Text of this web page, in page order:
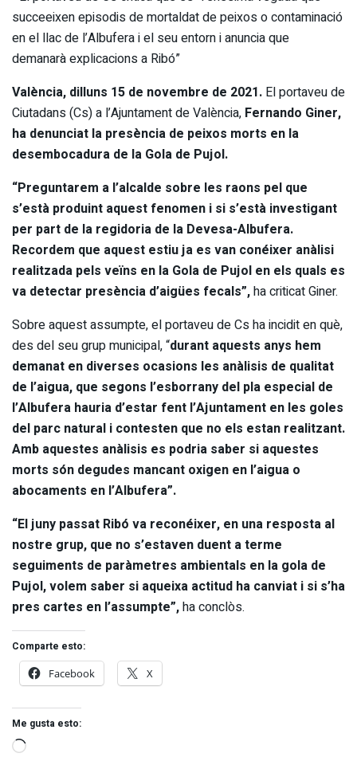
succeeixen episodis de mortaldat de peixos o contaminació
en el llac de l’Albufera i el seu entorn i anuncia que
demanarà explicacions a Ribó”
València, dilluns 15 de novembre de 2021. El portaveu de
Ciutadans (Cs) a l’Ajuntament de València, Fernando Giner,
ha denunciat la presència de peixos morts en la
desembocadura de la Gola de Pujol.
“Preguntarem a l’alcalde sobre les raons pel que
s’està produint aquest fenomen i si s’està investigant
per part de la regidoria de la Devesa-Albufera.
Recordem que aquest estiu ja es van conéixer anàlisi
realitzada pels veïns en la Gola de Pujol en els quals es
va detectar presència d’aigües fecals”,ha criticat Giner.
Sobre aquest assumpte, el portaveu de Cs ha incidit en què,
des del seu grup municipal, “durant aquests anys hem
demanat en diverses ocasions les anàlisis de qualitat
de l’aigua, que segons l’esborrany del pla especial de
l’Albufera hauria d’estar fent l’Ajuntament en les goles
del parc natural i contesten que no els estan realitzant.
Amb aquestes anàlisis es podria saber si aquestes
morts són degudes mancant oxigen en l’aigua o
abocaments en l’Albufera”.
“El juny passat Ribó va reconéixer, en una resposta al
nostre grup, que no s’estaven duent a terme
seguiments de paràmetres ambientals en la gola de
Pujol, volem saber si aqueixa actitud ha canviat i si s’ha
pres cartes en l’assumpte”,ha conclòs.
Comparte esto:
Facebook
X
Me gusta esto: